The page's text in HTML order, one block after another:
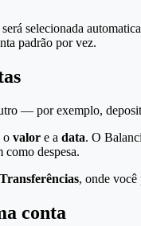
selecionada
padrão por vez.
— por exemplo,
o valor e a data. O
como despesa.
Transferências, onde você
conta